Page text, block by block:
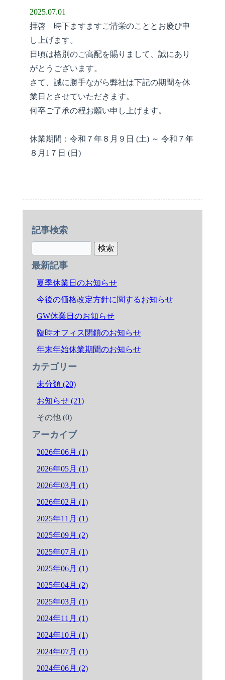
2025.07.01
拝啓 時下ますますご清栄のこととお慶び申
し上げます。
日頃は格別のご高配を賜りまして、誠にあり
がとうございます。
さて、誠に勝手ながら弊社は下記の期間を休
業日とさせていただきます。
何卒ご了承の程お願い申し上げます。
休業期間：令和７年８月９日 (土) ～ 令和７年
８月1７日 (日)
記事検索
最新記事
夏季休業日のお知らせ
今後の価格改定方針に関するお知らせ
GW休業日のお知らせ
臨時オフィス閉鎖のお知らせ
年末年始休業期間のお知らせ
カテゴリー
未分類 (20)
お知らせ (21)
その他 (0)
アーカイブ
2026年06月 (1)
2026年05月 (1)
2026年03月 (1)
2026年02月 (1)
2025年11月 (1)
2025年09月 (2)
2025年07月 (1)
2025年06月 (1)
2025年04月 (2)
2025年03月 (1)
2024年11月 (1)
2024年10月 (1)
2024年07月 (1)
2024年06月 (2)